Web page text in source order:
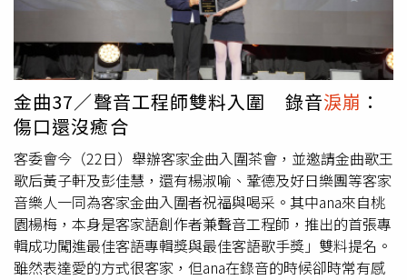
現！」這是派翠克第一次完整演出一個角色，甚至有長達15
頁劇本的魔王場，需靠他獨白撐起，他必須在一天內背完
14、15 頁台詞，全場沒有任何「呼吸空間」，沒辦法在對
話間隙偷想下一步，必須全神貫注地持續輸出，「那一天不
能照順序拍，我一會兒要很病，一會兒要幻想健康，一會兒
又要跟大家告別，一整天轉換五六種樣子，真的快Q掉（快
撐不下去）」。為了演活血癌患者，派翠克私下向一位正身
處抗癌過程的女性朋友請益，才驚覺病友到後期「擔心的已
經不是自己，是家人跟朋友」。他將這份感悟帶入戲中，與
黃采儀培養出如親姊弟般的默契，戲外派翠克也全程稱呼采
儀為「二姊」。黃采儀則大讚派翠克很有天份，雖然他曾擔
心哭不出來，但一站上場，對到姊姊的眼神就自然淚崩。黃
采儀、派翠克劇中是姊弟。（圖／大愛）派翠克透露，劇組
金曲37／聲音工程師雙料入圍 錄音淚崩 ：
傷口還沒癒合
客委會今（22日）舉辦客家金曲入圍茶會，並邀請金曲歌王
歌后黃子軒及彭佳慧，還有楊淑喻、鞏德及好日樂團等客家
音樂人一同為客家金曲入圍者祝福與喝采。其中ana來自桃
園楊梅，本身是客家語創作者兼聲音工程師，推出的首張專
輯成功闖進最佳客語專輯獎與最佳客語歌手獎」雙料提名。
雖然表達愛的方式很客家，但ana在錄音的時候卻時常有感